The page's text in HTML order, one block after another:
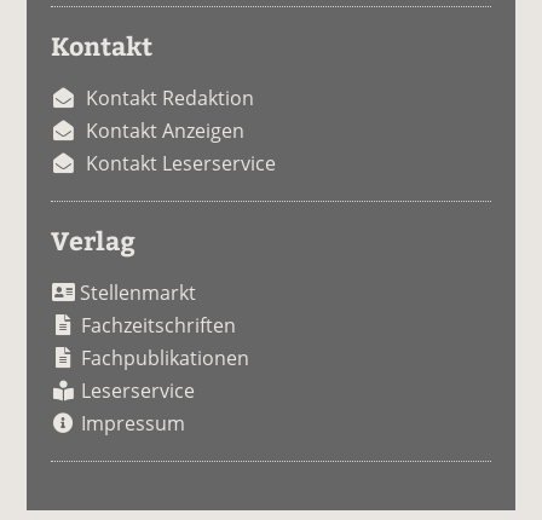
Kontakt
Kontakt Redaktion
Kontakt Anzeigen
Kontakt Leserservice
Verlag
Stellenmarkt
Fachzeitschriften
Fachpublikationen
Leserservice
Impressum